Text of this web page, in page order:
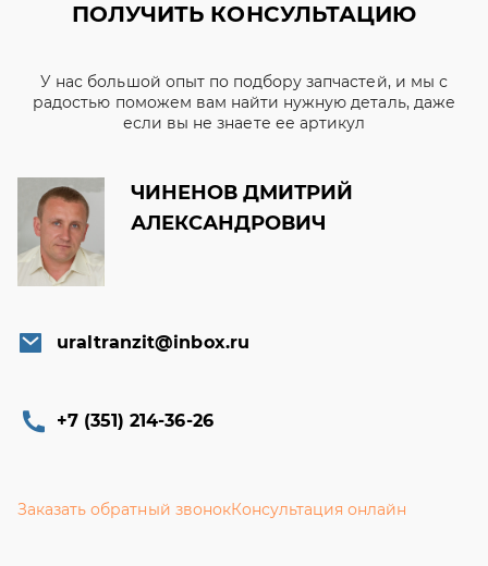
ПОЛУЧИТЬ КОНСУЛЬТАЦИЮ
У нас большой опыт по подбору запчастей, и мы с
радостью поможем вам найти нужную деталь, даже
если вы не знаете ее артикул
ЧИНЕНОВ ДМИТРИЙ
АЛЕКСАНДРОВИЧ
uraltranzit@inbox.ru
+7 (351) 214-36-26
Заказать обратный звонокКонсультация онлайн